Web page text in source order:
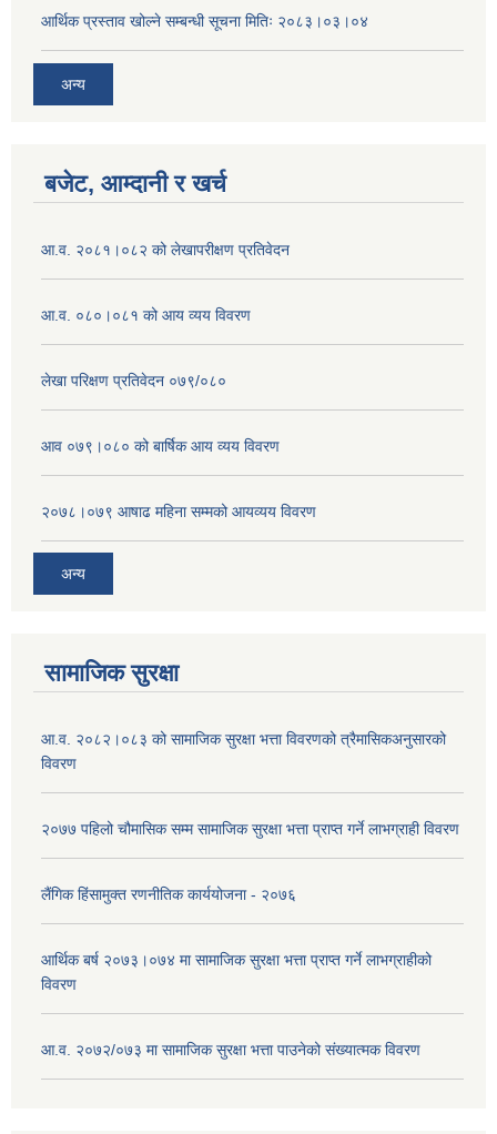
आर्थिक प्रस्ताव खोल्ने सम्बन्धी सूचना मितिः २०८३।०३।०४
अन्य
बजेट, आम्दानी र खर्च
आ.व. २०८१।०८२ को लेखापरीक्षण प्रतिवेदन
आ.व. ०८०।०८१ को आय व्यय विवरण
लेखा परिक्षण प्रतिवेदन ०७९/०८०
आव ०७९।०८० को बार्षिक आय व्यय विवरण
२०७८।०७९ आषाढ महिना सम्मको आयव्यय विवरण
अन्य
सामाजिक सुरक्षा
आ.व. २०८२।०८३ को सामाजिक सुरक्षा भत्ता विवरणको त्रैमासिकअनुसारको
विवरण
२०७७ पहिलो चौमासिक सम्म सामाजिक सुरक्षा भत्ता प्राप्त गर्ने लाभग्राही विवरण
लैंगिक हिंसामुक्त रणनीतिक कार्ययोजना - २०७६
आर्थिक बर्ष २०७३।०७४ मा सामाजिक सुरक्षा भत्ता प्राप्त गर्ने लाभग्राहीको
विवरण
आ.व. २०७२/०७३ मा सामाजिक सुरक्षा भत्ता पाउनेको संख्यात्मक विवरण